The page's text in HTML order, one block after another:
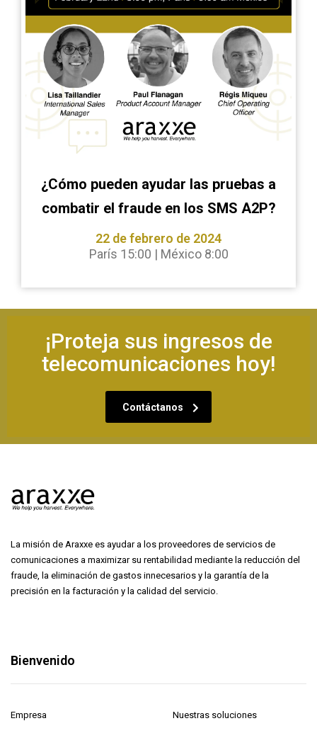
¿Cómo pueden ayudar las pruebas a
combatir el fraude en los SMS A2P?
22 de febrero de 2024
París 15:00 | México 8:00
¡Proteja sus ingresos de
telecomunicaciones hoy!
Contáctanos
La misión de Araxxe es ayudar a los proveedores de servicios de
comunicaciones a maximizar su rentabilidad mediante la reducción del
fraude, la eliminación de gastos innecesarios y la garantía de la
precisión en la facturación y la calidad del servicio.
Bienvenido
Empresa Nuestras soluciones